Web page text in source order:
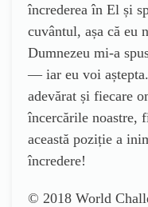
încrederea în El și
cuvântul, așa că eu
Dumnezeu mi-a
― iar eu voi
adevărat și fiecare
încercările noastre,
această poziție a
încredere!
© 2018 World